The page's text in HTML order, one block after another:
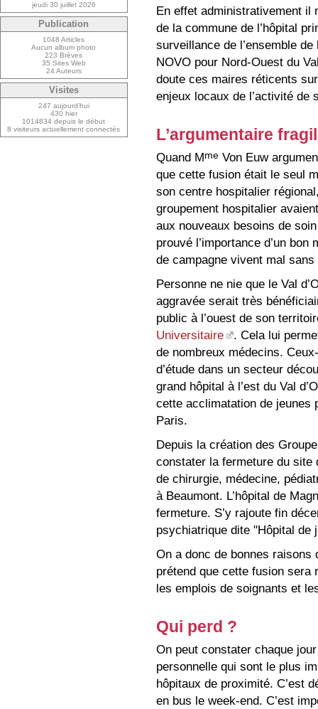
En effet administrativement il
de la commune de l’hôpital
surveillance de l’ensemble
NOVO pour Nord-Ouest du
doute ces maires réticents
enjeux locaux de l’activité
L’argumentaire
Quand Mme Von Euw
que cette fusion était le seul
son centre hospitalier
groupement hospitalier
aux nouveaux besoins de
prouvé l’importance d’un
de campagne vivent mal
Personne ne nie que le Val
aggravée serait très
public à l’ouest de son
Universitaire
. Cela lui
de nombreux médecins.
d’étude dans un secteur
grand hôpital à l’est du Val
cette acclimatation de jeunes
Paris.
Depuis la création des
constater la fermeture du site
de chirurgie, médecine,
à Beaumont. L’hôpital de
fermeture. S’y rajoute fin
psychiatrique dite "Hôpital de
On a donc de bonnes raisons
prétend que cette fusion sera
les emplois de soignants et
Qui perd ?
On peut constater chaque
personnelle qui sont le plus
hôpitaux de proximité. C’est
en bus le week-end. C’est
jeudi 30 juillet 2026
Publication
1048 Articles
Aucun album photo
223 Brèves
35 Sites Web
24 Auteurs
Visites
247 aujourd’hui
430 hier
1014834 depuis le début
8 visiteurs actuellement connectés